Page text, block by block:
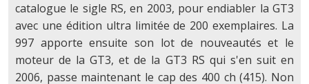
catalogue le sigle RS, en 2003, pour endiabler la GT3
avec une édition ultra limitée de 200 exemplaires. La
997 apporte ensuite son lot de nouveautés et le
moteur de la GT3, et de la GT3 RS qui s'en suit en
2006, passe maintenant le cap des 400 ch (415). Non